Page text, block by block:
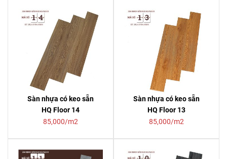
Sàn nhựa có keo sẵn
HQ Floor 14
85,000/m2
Sàn nhựa có keo sẵn
HQ Floor 13
85,000/m2